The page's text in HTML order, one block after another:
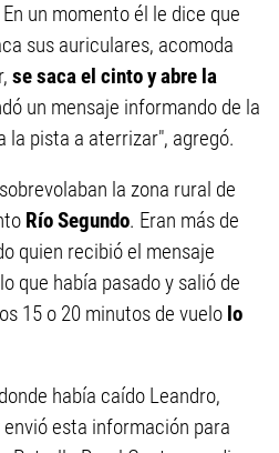
un momento él le dice que
sus auriculares, acomoda
se saca el cinto y abre la
un mensaje informando de la
la pista a aterrizar", agregó.
la zona rural de
Río Segundo. Eran más de
quien recibió el mensaje
que había pasado y salió de
15 o 20 minutos de vuelo lo
había caído Leandro,
esta información para